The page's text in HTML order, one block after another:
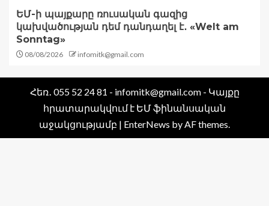
ԵՄ-ի պայքարը ռուսական գազից
կախվածության դեմ դանդաղել է․ «Welt am
Sonntag»
08/08/2026 infomitk@gmail.com
Հեռ․ 055 52 24 81 - infomitk@gmail.com - Կայքը
հրատարակվում է ԵՄ ֆինանսական
աջակցությամբ | EnterNews by AF themes.